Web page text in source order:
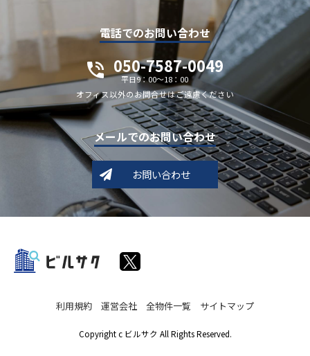
電話でのお問い合わせ
050-7587-0049
平日9：00～18：00
オフィス以外のお問合せはご遠慮ください
メールでのお問い合わせ
お問い合わせ
利用規約 運営会社 全物件一覧 サイトマップ
Copyright c ビルサク All Rights Reserved.